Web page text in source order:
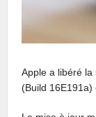
Apple a libéré
(Build 16E191a)